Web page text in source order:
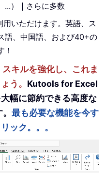
、...） ｜ さらに多数
いただけます。英語、ス
語、中国語、および40+の
！
キルを強化し、これま
う。 Kutools for Excel
幅に節約できる高度な
最も必要な機能を今す
ック。。。